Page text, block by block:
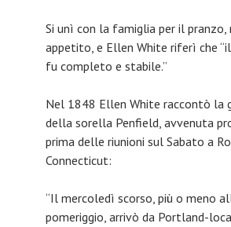
Si unì con la famiglia per il pranzo,
appetito, e Ellen White riferì che
fu completo e stabile.”
Nel 1848 Ellen White raccontò la
della sorella Penfield, avvenuta
prima delle riunioni sul Sabato a
Connecticut:
“Il mercoledì scorso, più o meno
pomeriggio, arrivò da Portland-